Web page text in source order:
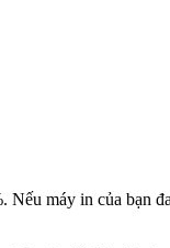
Nếu máy in của bạn